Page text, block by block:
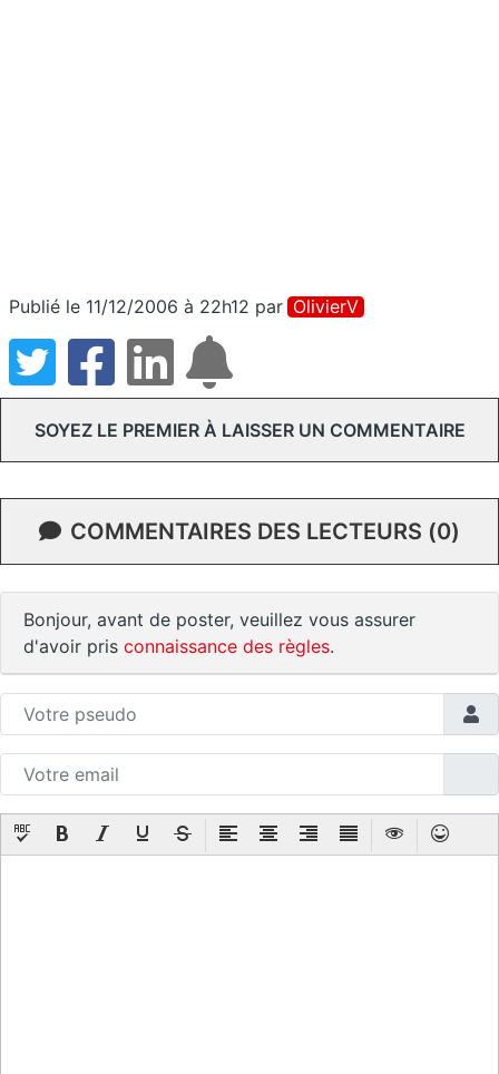
Publié le 11/12/2006 à 22h12 par OlivierV
SOYEZ LE PREMIER À LAISSER UN COMMENTAIRE
COMMENTAIRES DES LECTEURS (0)
Bonjour, avant de poster, veuillez vous assurer
d'avoir pris connaissance des règles.